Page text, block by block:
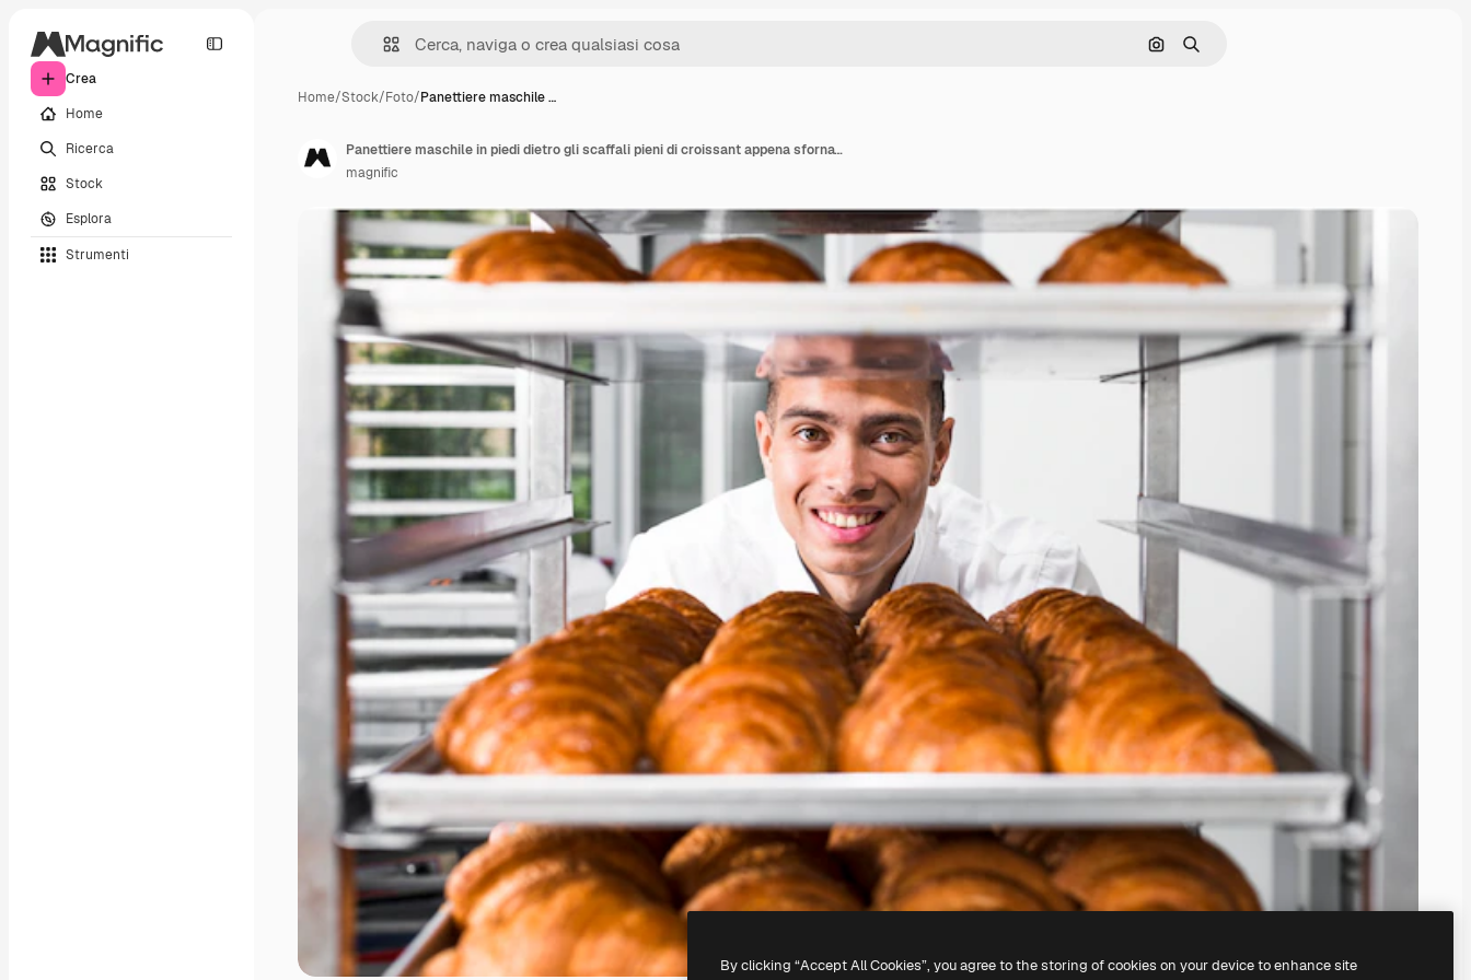
Crea
Home
Ricerca
Stock
Esplora
Strumenti
Cerca per immagine
Ricerca
Home/Stock/Foto/Panettiere maschile …
Panettiere maschile in piedi dietro gli scaffali pieni di croissant appena sfornato
magnific
By clicking “Accept All Cookies”, you agree to the storing of cookies on your device to enhance site